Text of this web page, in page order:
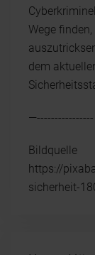
Wege
dem
—----------------
Bildquelle
https://
sicherheit-